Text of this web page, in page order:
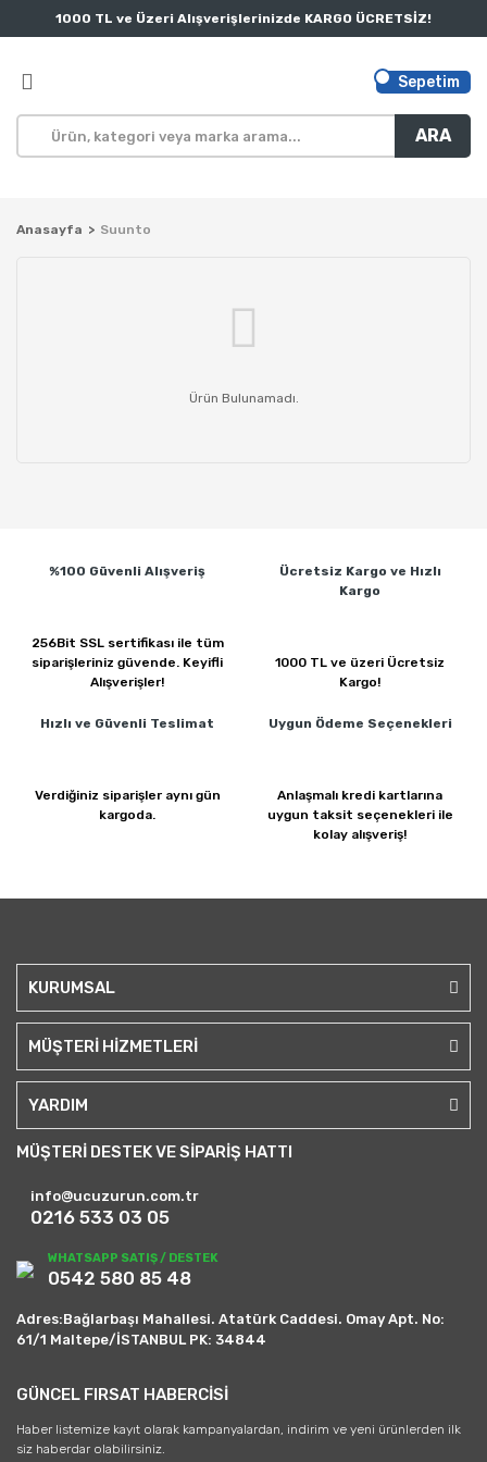
1000 TL ve Üzeri Alışverişlerinizde KARGO ÜCRETSİZ!
ARA
Sepetim
Anasayfa Suunto
Ürün Bulunamadı.
%100 Güvenli Alışveriş
256Bit SSL sertifikası ile tüm
siparişleriniz güvende. Keyifli
Alışverişler!
Ücretsiz Kargo ve Hızlı
Kargo
1000 TL ve üzeri Ücretsiz
Kargo!
Hızlı ve Güvenli Teslimat
Verdiğiniz siparişler aynı gün
kargoda.
Uygun Ödeme Seçenekleri
Anlaşmalı kredi kartlarına
uygun taksit seçenekleri ile
kolay alışveriş!
KURUMSAL
MÜŞTERİ HİZMETLERİ
YARDIM
MÜŞTERİ DESTEK VE SİPARİŞ HATTI
info@ucuzurun.com.tr
0216 533 03 05
WHATSAPP SATIŞ / DESTEK
0542 580 85 48
Adres:Bağlarbaşı Mahallesi. Atatürk Caddesi. Omay Apt. No:
61/1 Maltepe/İSTANBUL PK: 34844
GÜNCEL FIRSAT HABERCİSİ
Haber listemize kayıt olarak kampanyalardan, indirim ve yeni ürünlerden ilk
siz haberdar olabilirsiniz.